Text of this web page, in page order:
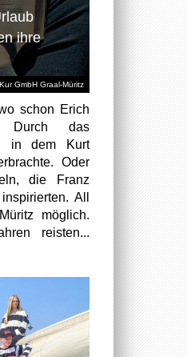
GmbH Graal-Müritz
ihre
schon Erich
Durch das
in dem Kurt
Oder
die Franz
All
möglich.
reisten...